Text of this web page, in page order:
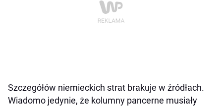
Szczegółów niemieckich strat brakuje w źródłach.
Wiadomo jedynie, że kolumny pancerne musiały